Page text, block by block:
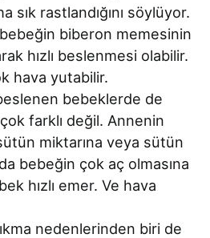
sık rastlandığını söylüyor.
biberon memesinin
hızlı beslenmesi olabilir.
hava yutabilir.
bebeklerde de
farklı değil. Annenin
miktarına veya sütün
da bebeğin çok aç olmasına
hızlı emer. Ve hava
nedenlerinden biri de